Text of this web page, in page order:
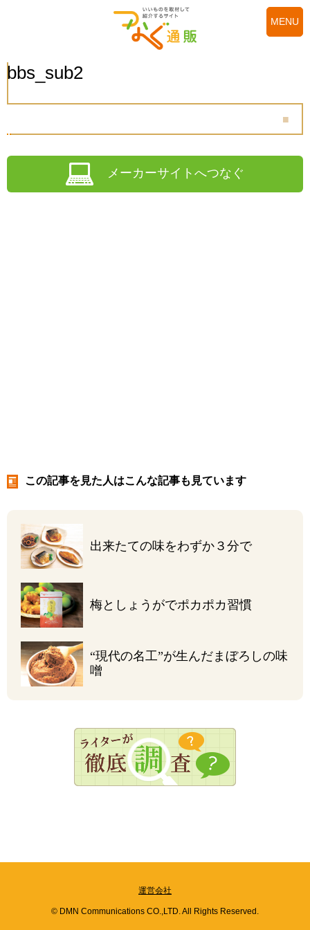
MENU
bbs_sub2
メーカーサイトへつなぐ
この記事を見た人はこんな記事も見ています
出来たての味をわずか３分で
梅としょうがでポカポカ習慣
“現代の名工”が生んだまぼろしの味
噌
運営会社
© DMN Communications CO.,LTD. All Rights Reserved.